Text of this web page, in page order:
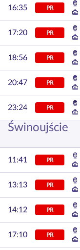
16:35 PR
17:20 PR
18:56 PR
20:47 PR
23:24 PR
Świnoujście
11:41 PR
13:13 PR
14:12 PR
17:10 PR